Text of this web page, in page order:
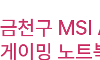
금천구 MSI
게이밍 노트